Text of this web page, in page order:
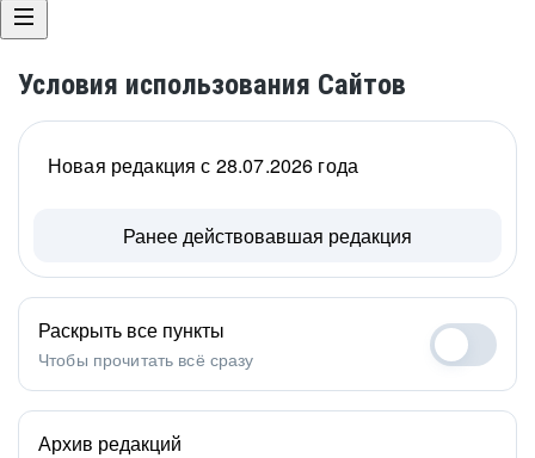
Условия использования Сайтов
Новая редакция с 28.07.2026 года
Ранее действовавшая редакция
Раскрыть все пункты
Чтобы прочитать всё сразу
Архив редакций